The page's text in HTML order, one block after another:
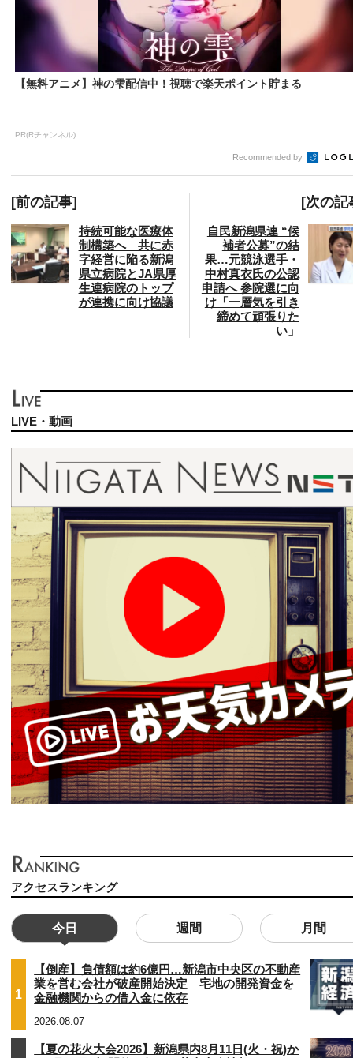
【無料アニメ】神の雫配信中！視聴で楽天ポイント貯まる
PR(Rチャンネル)
Recommended by
[前の記事]
持続可能な医療体
制構築へ 共に赤
字経営に陥る新潟
県立病院とJA県厚
生連病院のトップ
が連携に向け協議
[次の記
自民新潟県連 “候
補者公募”の結
果…元競泳選手・
中村真衣氏の公認
申請へ 参院選に向
け「一層気を引き
締めて頑張りた
い」
LIVE・動画
アクセスランキング
今日 週間 月間
1
【倒産】負債額は約6億円…新潟市中央区の不動産
業を営む会社が破産開始決定 宅地の開発資金を
金融機関からの借入金に依存
2026.08.07
【夏の花火大会2026】新潟県内8月11日(火・祝)か